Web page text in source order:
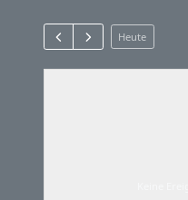
Heute